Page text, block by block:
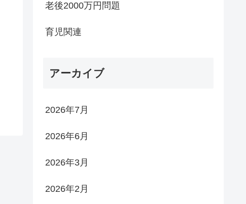
老後2000万円問題
育児関連
アーカイブ
2026年7月
2026年6月
2026年3月
2026年2月